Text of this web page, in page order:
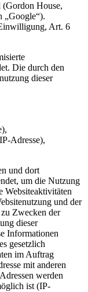
(Gordon House,
„Google“).
Art. 6
Die durch den
dieser
Adresse),
und dort
um die Nutzung
Websiteaktivitäten
und der
Zwecken der
dieser
Informationen
gesetzlich
im Auftrag
mit anderen
werden
ist (IP-